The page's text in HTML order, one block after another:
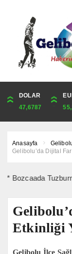
DOLAR
47,6787
ONS
4,341,81
Anasayfa
Gelibolu’da Dijital
Tuzburnu
Etkinliği
Gelibolu İlçe